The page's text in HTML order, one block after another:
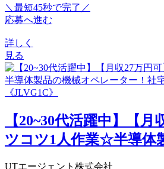
＼最短45秒で完了／
応募へ進む
詳しく
見る
【20~30代活躍中】【月
ツコツ1人作業☆半導体
UTエージェント株式会社